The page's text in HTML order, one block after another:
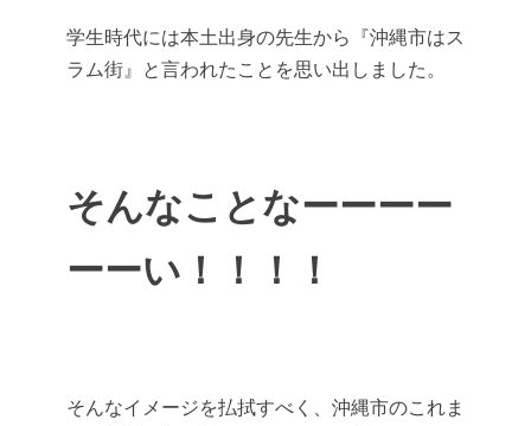
学生時代には本土出身の先生から『沖縄市はス
ラム街』と言われたことを思い出しました。
そんなことなーーーー
ーーい！！！！
そんなイメージを払拭すべく、沖縄市のこれま